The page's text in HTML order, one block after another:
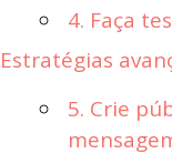
4. Faça
Estratégias
5. Crie